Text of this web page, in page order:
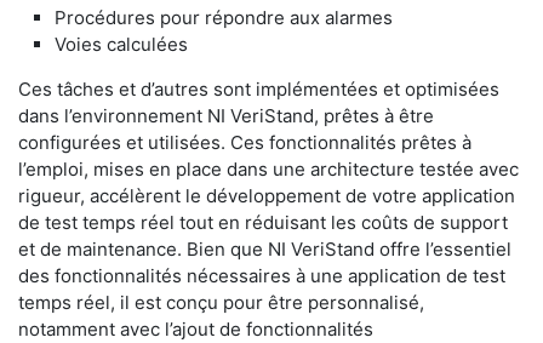
Procédures pour répondre aux alarmes
Voies calculées
Ces tâches et d’autres sont implémentées et optimisées
dans l’environnement NI VeriStand, prêtes à être
configurées et utilisées. Ces fonctionnalités prêtes à
l’emploi, mises en place dans une architecture testée avec
rigueur, accélèrent le développement de votre application
de test temps réel tout en réduisant les coûts de support
et de maintenance. Bien que NI VeriStand offre l’essentiel
des fonctionnalités nécessaires à une application de test
temps réel, il est conçu pour être personnalisé,
notamment avec l’ajout de fonctionnalités